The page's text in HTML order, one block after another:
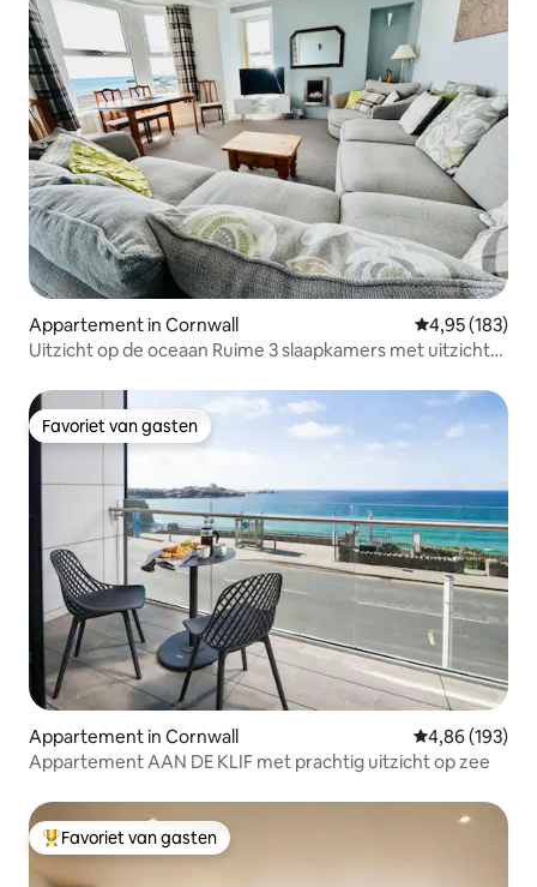
Appartement in Cornwall Gemiddelde
4,95 (183)
Uitzicht op de oceaan Ruime 3 slaapkamers met uitzicht
Favoriet van gasten
Favoriet van gasten
Appartement in Cornwall Gemiddelde
4,86 (193)
Appartement AAN DE KLIF met prachtig uitzicht op zee
Topfavoriet van gasten
Favoriet van gasten